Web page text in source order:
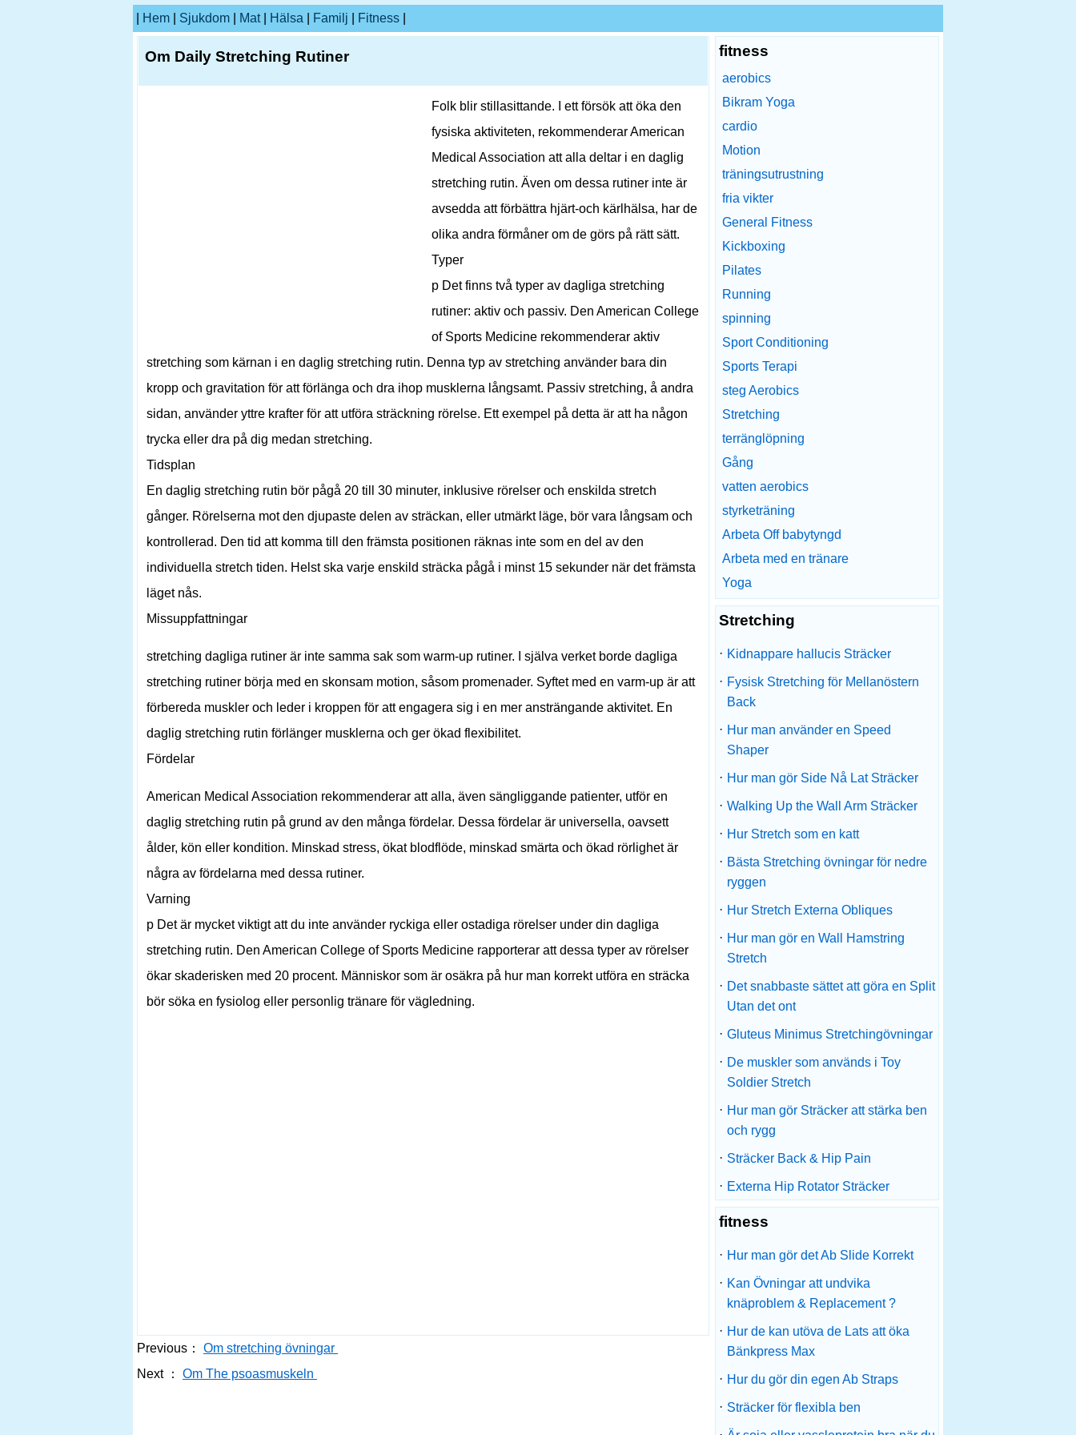
Hem Sjukdom Mat| Hälsa Familj Fitness
Om Daily Stretching Rutiner
Folk blir stillasittande. I ett försök att öka den
fysiska aktiviteten, rekommenderar American
Medical Association att alla deltar i en daglig
stretching rutin. Även om dessa rutiner inte är
avsedda att förbättra hjärt-och kärlhälsa, har de
olika andra förmåner om de görs på rätt sätt.
Typer
p Det finns två typer av dagliga stretching
rutiner: aktiv och passiv. Den American College
of Sports Medicine rekommenderar aktiv
stretching som kärnan i en daglig stretching rutin. Denna typ av stretching använder bara din
kropp och gravitation för att förlänga och dra ihop musklerna långsamt. Passiv stretching, å andra
sidan, använder yttre krafter för att utföra sträckning rörelse. Ett exempel på detta är att ha någon
trycka eller dra på dig medan stretching.
Tidsplan
En daglig stretching rutin bör pågå 20 till 30 minuter, inklusive rörelser och enskilda stretch
gånger. Rörelserna mot den djupaste delen av sträckan, eller utmärkt läge, bör vara långsam och
kontrollerad. Den tid att komma till den främsta positionen räknas inte som en del av den
individuella stretch tiden. Helst ska varje enskild sträcka pågå i minst 15 sekunder när det främsta
läget nås.
Missuppfattningar
stretching dagliga rutiner är inte samma sak som warm-up rutiner. I själva verket borde dagliga
stretching rutiner börja med en skonsam motion, såsom promenader. Syftet med en varm-up är att
förbereda muskler och leder i kroppen för att engagera sig i en mer ansträngande aktivitet. En
daglig stretching rutin förlänger musklerna och ger ökad flexibilitet.
Fördelar
American Medical Association rekommenderar att alla, även sängliggande patienter, utför en
daglig stretching rutin på grund av den många fördelar. Dessa fördelar är universella, oavsett
ålder, kön eller kondition. Minskad stress, ökat blodflöde, minskad smärta och ökad rörlighet är
några av fördelarna med dessa rutiner.
Varning
p Det är mycket viktigt att du inte använder ryckiga eller ostadiga rörelser under din dagliga
stretching rutin. Den American College of Sports Medicine rapporterar att dessa typer av rörelser
ökar skaderisken med 20 procent. Människor som är osäkra på hur man korrekt utföra en sträcka
bör söka en fysiolog eller personlig tränare för vägledning.
Previous：
Om stretching övningar
Next ：
Om The psoasmuskeln
fitness
aerobics
Bikram Yoga
cardio
Motion
träningsutrustning
fria vikter
General Fitness
Kickboxing
Pilates
Running
spinning
Sport Conditioning
Sports Terapi
steg Aerobics
Stretching
terränglöpning
Gång
vatten aerobics
styrketräning
Arbeta Off babytyngd
Arbeta med en tränare
Yoga
Stretching
· Kidnappare hallucis Sträcker
· Fysisk Stretching för Mellanöstern
Back
· Hur man använder en Speed ​​
Shaper
· Hur man gör Side Nå Lat Sträcker
· Walking Up the Wall Arm Sträcker
· Hur Stretch som en katt
· Bästa Stretching övningar för nedre
ryggen
· Hur Stretch Externa Obliques
· Hur man gör en Wall Hamstring
Stretch
· Det snabbaste sättet att göra en Split
Utan det ont
· Gluteus Minimus Stretchingövningar
· De muskler som används i Toy
Soldier Stretch
· Hur man gör Sträcker att stärka ben
och rygg
· Sträcker Back & Hip Pain
· Externa Hip Rotator Sträcker
fitness
· Hur man gör det Ab Slide Korrekt
· Kan Övningar att undvika
knäproblem & Replacement ?
· Hur de kan utöva de Lats att öka
Bänkpress Max
· Hur du gör din egen Ab Straps
· Sträcker för flexibla ben